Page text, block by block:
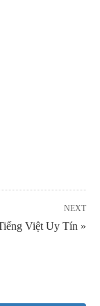
NEXT
Việt Uy Tín »